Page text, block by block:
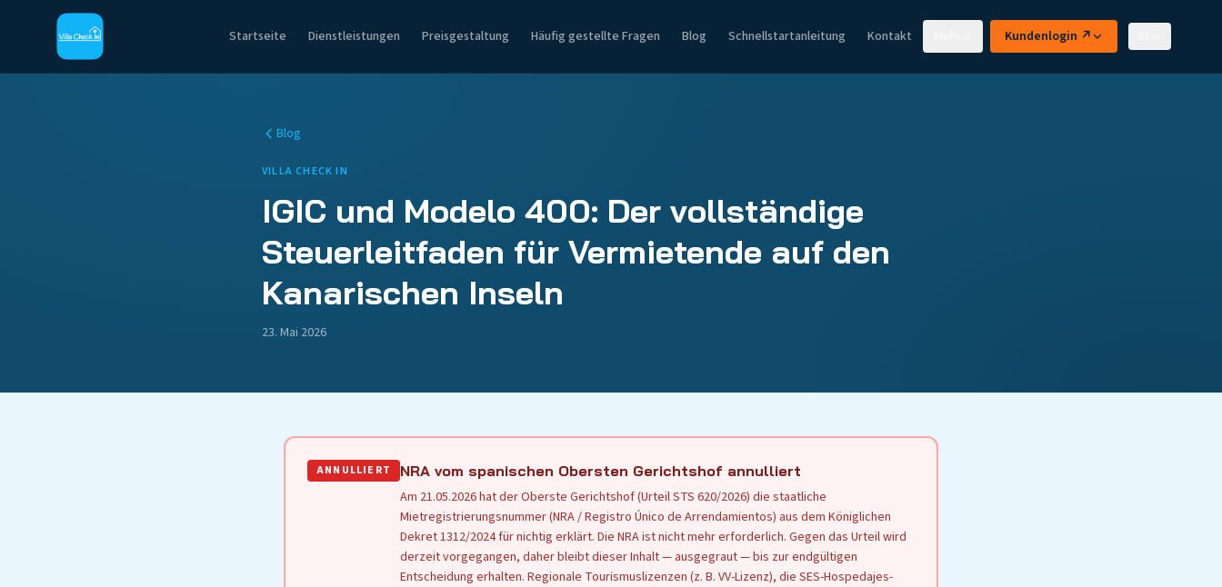
Startseite Dienstleistungen Preisgestaltung Häufig gestellte Fragen Blog Schnellstartanleitung Kontakt Kundenlogin ↗
Blog
VILLA CHECK IN
IGIC und Modelo 400: Der vollständige
Steuerleitfaden für Vermietende auf den
Kanarischen Inseln
23. Mai 2026
ANNULLIERT
NRA vom spanischen Obersten Gerichtshof annulliert
Am 21.05.2026 hat der Oberste Gerichtshof (Urteil STS 620/2026) die staatliche
Mietregistrierungsnummer (NRA / Registro Único de Arrendamientos) aus dem Königlichen
Dekret 1312/2024 für nichtig erklärt. Die NRA ist nicht mehr erforderlich. Gegen das Urteil wird
derzeit vorgegangen, daher bleibt dieser Inhalt — ausgegraut — bis zur endgültigen
Entscheidung erhalten. Regionale Tourismuslizenzen (z. B. VV-Lizenz), die SES-Hospedajes-